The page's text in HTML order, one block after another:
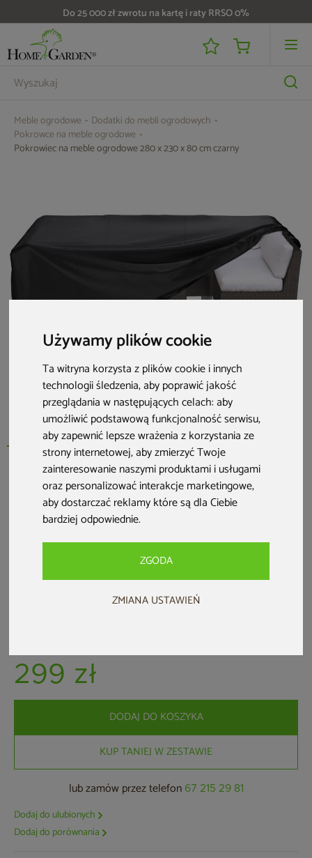
Używamy plików cookie
Ta witryna korzysta z plików cookie i innych
technologii śledzenia, aby poprawić jakość
przeglądania w następujących celach:aby
umożliwić podstawową funkcjonalność serwisu,
aby zapewnić lepsze wrażenia z korzystania ze
strony internetowej,aby zmierzyć Twoje
zainteresowanie naszymi produktami i usługami
oraz personalizować interakcje marketingowe,
aby dostarczać reklamy które są dla Ciebie
bardziej odpowiednie.
ZGODA
ZMIANA USTAWIEŃ
Do 25 000 zł zwrotu na kartę i raty RRSO 0%
Meble ogrodowe
Dodatki do mebli ogrodowych
Pokrowce na meble ogrodowe
Pokrowiec na meble ogrodowe 280 x 230 x 80 cm czarny
HOME & GARDEN
Pokrowiec na meble ogrodowe 280 x
230 x 80 cm czarny
+3
więcej
299 zł
DODAJ DO KOSZYKA
KUP TANIEJ W ZESTAWIE
lub zamów przez telefon 67 215 29 81
Dodaj do ulubionych
Dodaj do porównania